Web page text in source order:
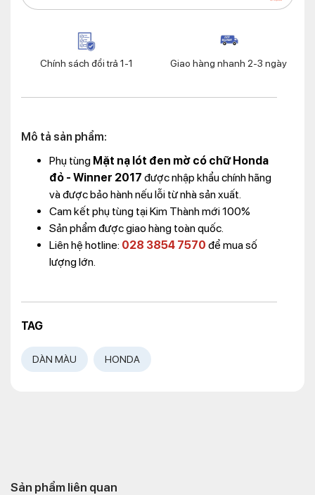
Chính sách đổi trả 1-1 Giao hàng nhanh 2-3 ngày
Mô tả sản phẩm:
Phụ tùng Mặt nạ lót đen mờ có chữ Honda
đỏ - Winner 2017 được nhập khẩu chính hãng
và được bảo hành nếu lỗi từ nhà sản xuất.
Cam kết phụ tùng tại Kim Thành mới 100%
Sản phẩm được giao hàng toàn quốc.
Liên hệ hotline: 028 3854 7570 để mua số
lượng lớn.
TAG
DÀN MÀU HONDA
Sản phẩm liên quan